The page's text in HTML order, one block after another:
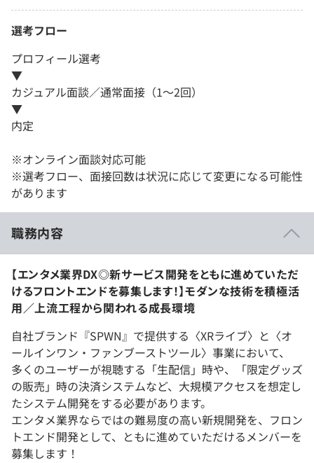
選考フロー
プロフィール選考
▼
カジュアル面談／通常面接（1～2回）
▼
内定
※オンライン面談対応可能
※選考フロー、面接回数は状況に応じて変更になる可能性
があります
職務内容
【エンタメ業界DX◎新サービス開発をともに進めていただ
けるフロントエンドを募集します！】モダンな技術を積極活
用／上流工程から関われる成長環境
自社ブランド『SPWN』で提供する〈XRライブ〉と〈オ
ールインワン・ファンブーストツール〉事業において、
多くのユーザーが視聴する「生配信」時や、「限定グッズ
の販売」時の決済システムなど、大規模アクセスを想定し
たシステム開発をする必要があります。
エンタメ業界ならではの難易度の高い新規開発を、フロン
トエンド開発として、ともに進めていただけるメンバーを
募集します！